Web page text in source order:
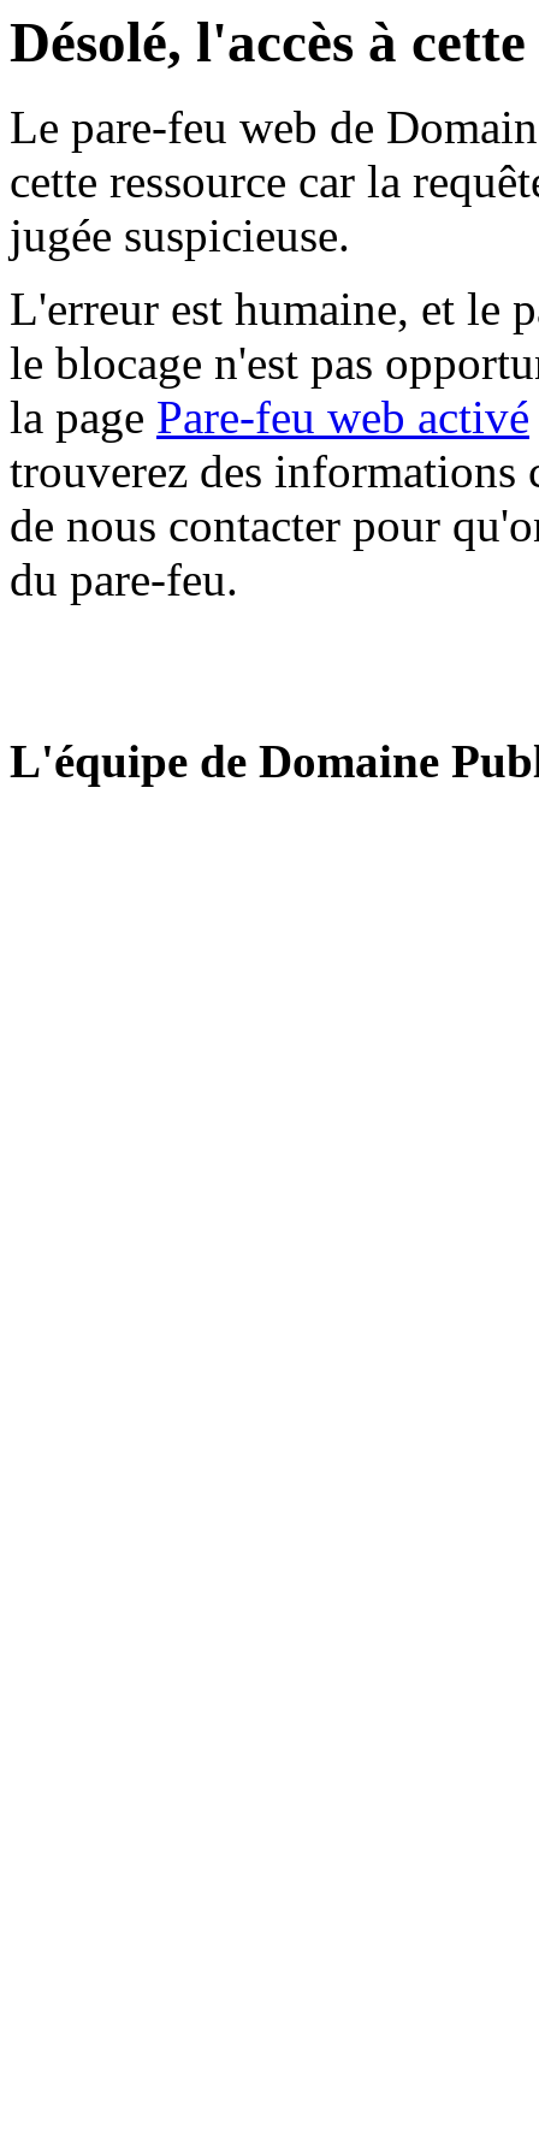
Désolé, l'accès à
Le pare-feu web de
cette ressource car la
jugée suspicieuse.
L'erreur est humaine, et le
le blocage n'est pas
la page Pare-feu web activé
trouverez des informations
de nous contacter pour
du pare-feu.
L'équipe de Domaine